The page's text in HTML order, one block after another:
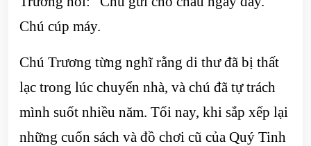
Chú cúp máy.
Chú Trương từng nghĩ rằng di thư đã bị thất
lạc trong lúc chuyển nhà, và chú đã tự trách
mình suốt nhiều năm. Tối nay, khi sắp xếp lại
những cuốn sách và đồ chơi cũ của Quý Tinh